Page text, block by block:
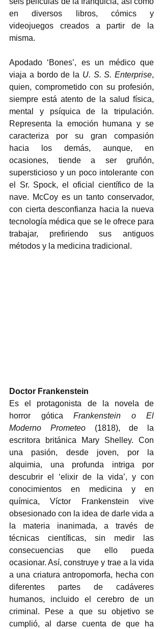
en diversos libros, cómics y
videojuegos creados a partir de la
misma.
Apodado ‘Bones’, es un médico que
viaja a bordo de la U. S. S. Enterprise,
quien, comprometido con su profesión,
siempre está atento de la salud física,
mental y psíquica de la tripulación.
Representa la emoción humana y se
caracteriza por su gran compasión
hacia los demás, aunque, en
ocasiones, tiende a ser gruñón,
supersticioso y un poco intolerante con
el Sr. Spock, el oficial científico de la
nave. McCoy es un tanto conservador,
con cierta desconfianza hacia la nueva
tecnología médica que se le ofrece para
trabajar, prefiriendo sus antiguos
métodos y la medicina tradicional.
Doctor Frankenstein
Es el protagonista de la novela de
horror gótica Frankenstein o El
Moderno Prometeo (1818), de la
escritora británica Mary Shelley. Con
una pasión, desde joven, por la
alquimia, una profunda intriga por
descubrir el ‘elixir de la vida’, y con
conocimientos en medicina y en
química, Víctor Frankenstein vive
obsesionado con la idea de darle vida a
la materia inanimada, a través de
técnicas científicas, sin medir las
consecuencias que ello pueda
ocasionar. Así, construye y trae a la vida
a una criatura antropomorfa, hecha con
diferentes partes de cadáveres
humanos, incluido el cerebro de un
criminal. Pese a que su objetivo se
cumplió, al darse cuenta de que ha